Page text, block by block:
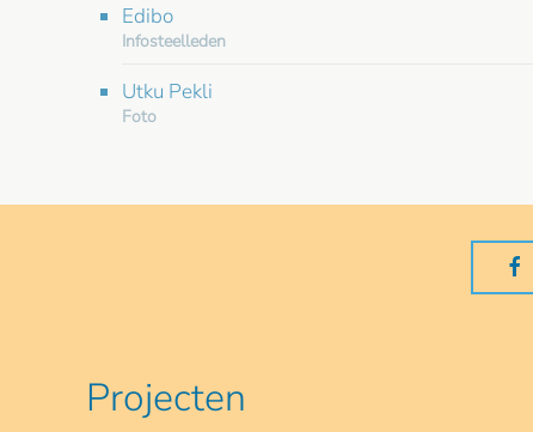
Edibo
Infosteelleden
Utku Pekli
Foto
Projecten